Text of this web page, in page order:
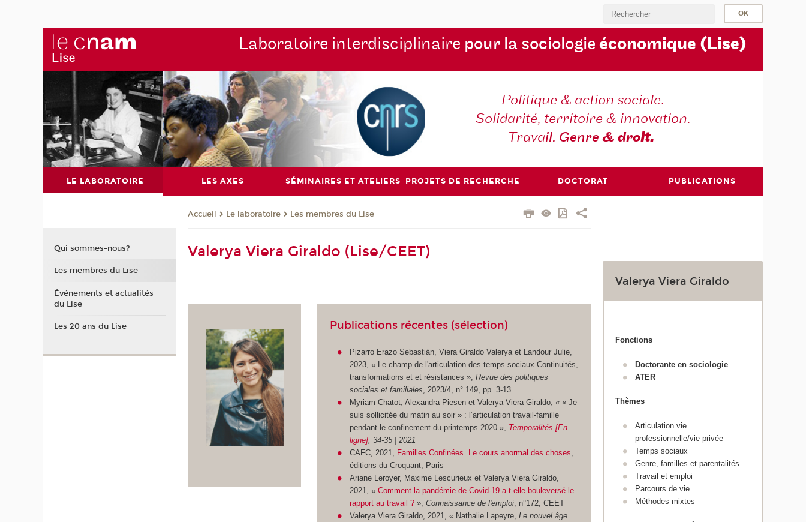
Laboratoire interdisciplinaire pour la sociologie économique (Lise)
Politique & action sociale.
Solidarité, territoire & innovation.
Travail. Genre & droit.
LE LABORATOIRE LES AXES SÉMINAIRES ET ATELIERS PROJETS DE RECHERCHE DOCTORAT PUBLICATIONS
Accueil Le laboratoire Les membres du Lise
Valerya Viera Giraldo (Lise/CEET)
Publications récentes (sélection)
Pizarro Erazo Sebastián, Viera Giraldo Valerya et Landour Julie,
2023, « Le champ de l'articulation des temps sociaux Continuités,
transformations et et résistances », Revue des politiques
sociales et familiales , 2023/4, n° 149, pp. 3-13.
Myriam Chatot, Alexandra Piesen et Valerya Viera Giraldo, « « Je
suis sollicitée du matin au soir » : l’articulation travail-famille
pendant le confinement du printemps 2020 », Temporalités [En
ligne], 34-35 | 2021
CAFC, 2021, Familles Confinées. Le cours anormal des choses
éditions du Croquant, Paris
Ariane Leroyer, Maxime Lescurieux et Valerya Viera Giraldo,
2021, « Comment la pandémie de Covid-19 a-t-elle bouleversé le
rapport au travail ?», Connaissance de l'emploi, n°172, CEET
Valerya Viera Giraldo, 2021, « Nathalie Lapeyre, Le nouvel âge
Valerya Viera Giraldo
Fonctions
Doctorante en sociologie
ATER
Thèmes
Articulation vie
professionnelle/vie privée
Temps sociaux
Genre, familles et parentalités
Travail et emploi
Parcours de vie
Méthodes mixtes
Qui sommes-nous?
Les membres du Lise
Événements et actualités
du Lise
Les 20 ans du Lise